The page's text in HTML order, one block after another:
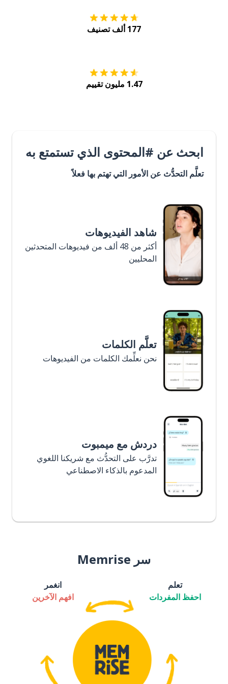
177 ألف تصنيف
1.47 مليون تقييم
ابحث عن #المحتوى الذي تستمتع به
تعلَّم التحدُّث عن الأمور التي تهتم بها فعلاً
شاهد الفيديوهات
أكثر من 48 ألف من فيديوهات المتحدثين
المحليين
تعلَّم الكلمات
نحن نعلِّمك الكلمات من الفيديوهات
دردش مع ميمبوت
تدرَّب على التحدُّث مع شريكنا اللغوي
المدعوم بالذكاء الاصطناعي
سر Memrise
تعلم
احفظ المفردات
انغمر
افهم الآخرين